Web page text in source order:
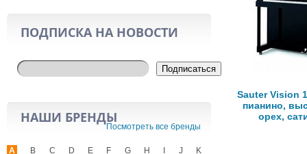
ПОДПИСКА НА НОВОСТИ
Подписаться
НАШИ БРЕНДЫ
Посмотреть все бренды
A B C D E F G H J
K
Sauter Vision
пианино,
орех,